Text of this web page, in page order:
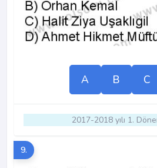
A B C
2017-2018 yılı 1.
9.